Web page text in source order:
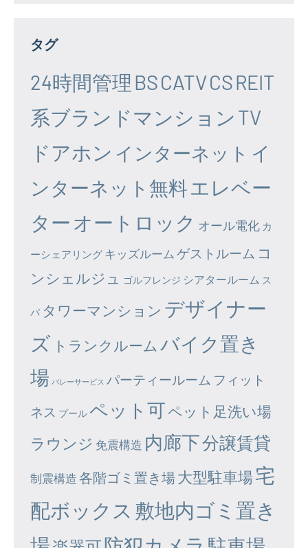
タグ
24時間管理 BSCATVCSREIT
系ブランドマンション TV
ドアホン インターネット イ
ンターネット無料エレベー
ター オートロック オール電化 カ
ーシェアリング キッズルーム ゲストルーム コ
ンシェルジュ
ゴルフレンジ シアタールーム ス
パ タワーマンション デザイナー
ズ トランクルーム バイク置き
場 バレーサービス パーティールーム フィット
ネス プール ペット可ペット足洗い場
ラウンジ 免震構造 内廊下分譲賃貸
制震構造 各階ゴミ置き場大型駐車場宅
配ボックス 敷地内ゴミ置き